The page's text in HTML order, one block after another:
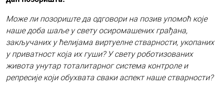
Може ли позориште да одговори на позив упомоћ које
наше доба шаље у свету осиромашених грађана,
закључаних у ћелијама виртуелне стварности, укопаних
у приватност која их гуши? У свету роботизованих
живота унутар тоталитарног система контроле и
репресије који обухвата сваки аспект наше стварности?